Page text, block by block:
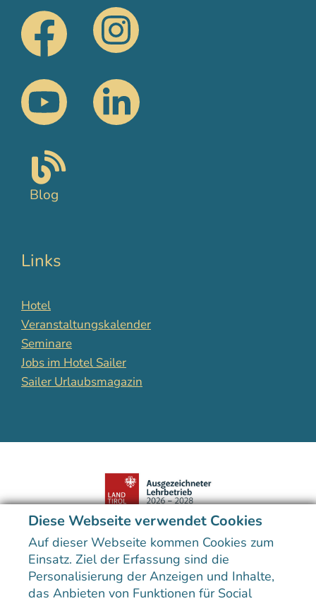
Blog
Links
Hotel
Veranstaltungskalender
Seminare
Jobs im Hotel Sailer
Sailer Urlaubsmagazin
Der Preis unterstreicht die hohe Qualität der kulinarischen
Diese Webseite verwendet Cookies
Auf dieser Webseite kommen Cookies zum
Einsatz. Ziel der Erfassung sind die
Personalisierung der Anzeigen und Inhalte,
das Anbieten von Funktionen für Social